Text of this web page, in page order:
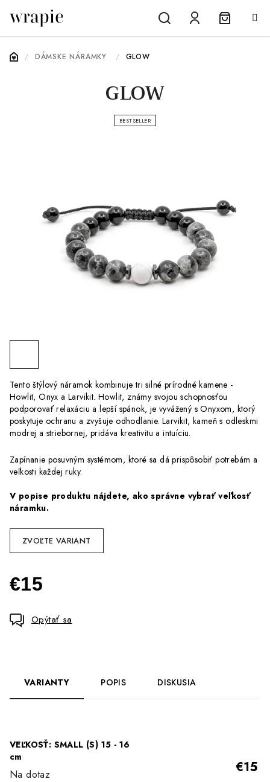
HľadaťPrihlásenieNákupný
DOMOV
/ DÁMSKE NÁRAMKY / GLOW
Tento štýlový náramok kombinuje tri silné prírodné kamene -
Howlit, Onyx a Larvikit. Howlit, známy svojou schopnosťou
podporovať relaxáciu a lepší spánok, je vyvážený s Onyxom, ktorý
poskytuje ochranu a zvyšuje odhodlanie. Larvikit, kameň s odleskmi
modrej a striebornej, pridáva kreativitu a intuíciu.
Zapínanie posuvným systémom, ktoré sa dá prispôsobiť potrebám a
veľkosti každej ruky.
V popise produktu nájdete, ako správne vybrať veľkosť
náramku.
ZVOĽTE VARIANT
€15
cena: Opýtať sa
GLOW
BESTSELLER
VARIANTY POPIS DISKUSIA
VEĽKOSŤ: SMALL (S) 15 - 16
cm
Na dotaz €15